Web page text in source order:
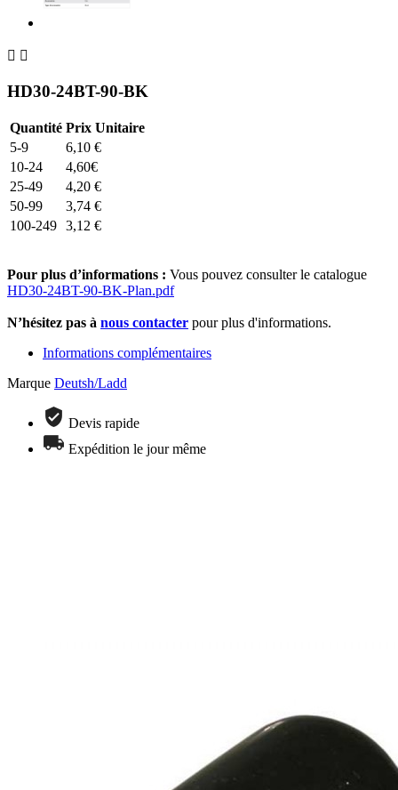
 
HD30-24BT-90-BK
Quantité Prix Unitaire
5-9
6,10 €
10-24
4,60€
25-49
4,20 €
50-99
3,74 €
100-249 3,12 €
Pour plus d’informations : Vous pouvez consulter le catalogue
HD30-24BT-90-BK-Plan.pdf
N’hésitez pas à nous contacter pour plus d'informations.
Informations complémentaires
Marque Deutsh/Ladd
Devis rapide
Expédition le jour même